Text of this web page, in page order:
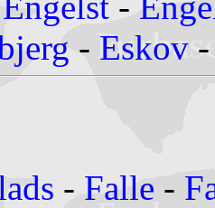
- Eskov
- Falle -